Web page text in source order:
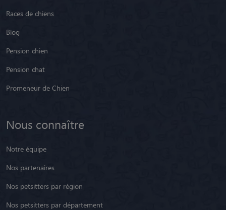
Races de chiens
Blog
Pension chien
Pension chat
Promeneur de Chien
Nous connaître
Notre équipe
Nos partenaires
Nos petsitters par région
Nos petsitters par département